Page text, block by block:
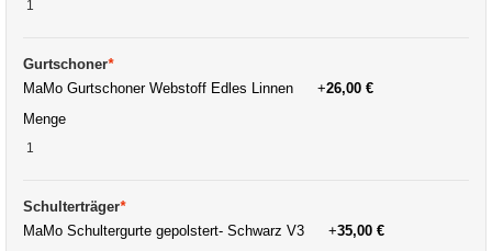
Gurtschoner*
MaMo Gurtschoner Webstoff Edles Linnen
+26,00 €
Menge
Schulterträger*
MaMo Schultergurte gepolstert- Schwarz V3
+35,00 €